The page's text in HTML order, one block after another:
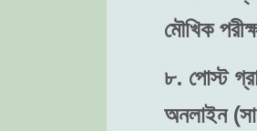
মৌখিক
৮. পোস্ট
অনলাইন